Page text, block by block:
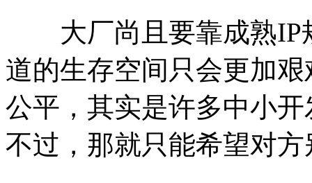
大厂尚且要靠成熟IP
道的生存空间只会更加
公平，其实是许多中小
不过，那就只能希望对